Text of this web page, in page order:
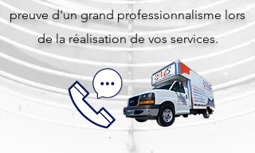
preuve d'un grand professionnalisme lors
de la réalisation de vos services.